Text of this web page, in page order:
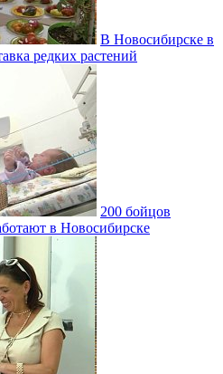
В Новосибирске в
редких растений
200 бойцов
в Новосибирске